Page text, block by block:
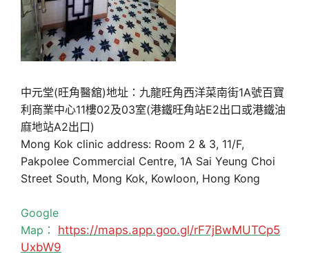
中元堂(旺角醫舘)地址：九龍旺角西洋菜南街1A號百寶
利商業中心11樓02及03室(港鐵旺角站E2出口或港鐵油
麻地站A2出口)
Mong Kok clinic address: Room 2 & 3, 11/F,
Pakpolee Commercial Centre, 1A Sai Yeung Choi
Street South, Mong Kok, Kowloon, Hong Kong
Google
Map： https://maps.app.goo.gl/rF7jBwMUTCp5
UxbW9